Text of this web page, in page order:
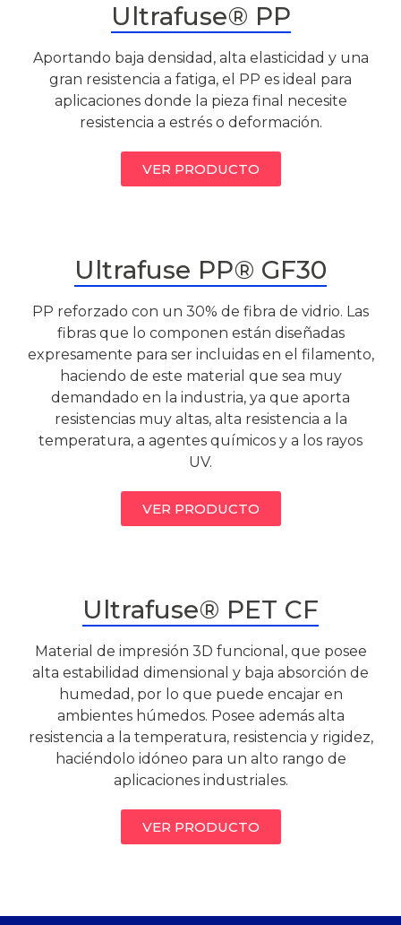
Ultrafuse® PP
Aportando baja densidad, alta elasticidad y una
gran resistencia a fatiga, el PP es ideal para
aplicaciones donde la pieza final necesite
resistencia a estrés o deformación.
VER PRODUCTO
Ultrafuse PP® GF30
PP reforzado con un 30% de fibra de vidrio. Las
fibras que lo componen están diseñadas
expresamente para ser incluidas en el filamento,
haciendo de este material que sea muy
demandado en la industria, ya que aporta
resistencias muy altas, alta resistencia a la
temperatura, a agentes químicos y a los rayos
UV.
VER PRODUCTO
Ultrafuse® PET CF
Material de impresión 3D funcional, que posee
alta estabilidad dimensional y baja absorción de
humedad, por lo que puede encajar en
ambientes húmedos. Posee además alta
resistencia a la temperatura, resistencia y rigidez,
haciéndolo idóneo para un alto rango de
aplicaciones industriales.
VER PRODUCTO